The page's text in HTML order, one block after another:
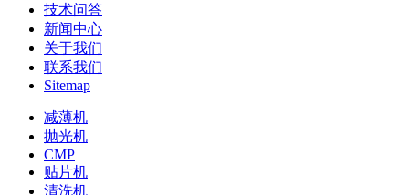
技术问答
新闻中心
关于我们
联系我们
Sitemap
减薄机
抛光机
CMP
贴片机
清洗机